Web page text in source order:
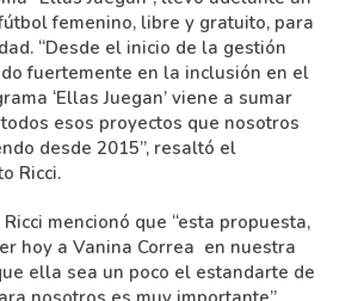
femenino, libre y gratuito, para
“Desde el inicio de la gestión
fuertemente en la inclusión en el
‘Ellas Juegan’ viene a sumar
esos proyectos que nosotros
desde 2015”, resaltó el
Ricci.
mencionó que “esta propuesta,
hoy a Vanina Correa en nuestra
ella sea un poco el estandarte de